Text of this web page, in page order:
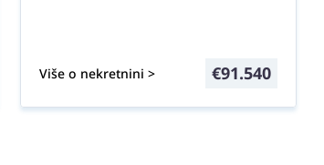
Više o nekretnini > €91.540